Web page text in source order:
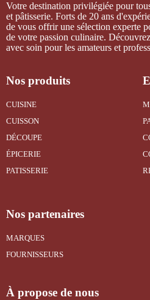
Votre destination privilégiée pour
et pâtisserie. Forts de 20 ans
de vous offrir une sélection experte
de votre passion culinaire.
avec soin pour les amateurs et
Nos produits
CUISINE
CUISSON
DÉCOUPE
ÉPICERIE
PATISSERIE
Nos partenaires
MARQUES
FOURNISSEURS
À propose de nous